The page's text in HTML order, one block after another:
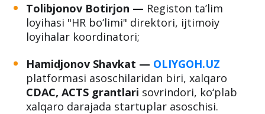
Tolibjonov Botirjon — Registon ta’lim
loyihasi "HR bo‘limi" direktori, ijtimoiy
loyihalar koordinatori;
Hamidjonov Shavkat — OLIYGOH.UZ
platformasi asoschilaridan biri, xalqaro
CDAC, ACTS grantlari sovrindori, ko‘plab
xalqaro darajada startuplar asoschisi.